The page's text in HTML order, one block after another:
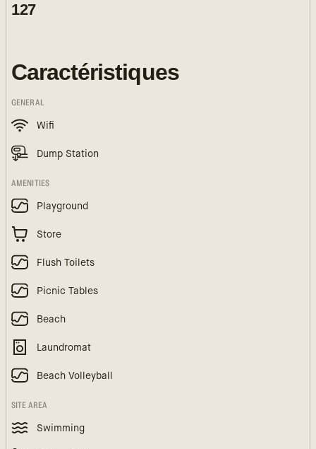
127
Caractéristiques
GENERAL
Wifi
Dump Station
AMENITIES
Playground
Store
Flush Toilets
Picnic Tables
Beach
Laundromat
Beach Volleyball
SITE AREA
Swimming